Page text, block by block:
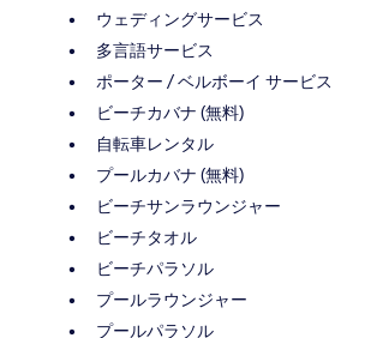
ウェディングサービス
多言語サービス
ポーター / ベルボーイ サービス
ビーチカバナ (無料)
自転車レンタル
プールカバナ (無料)
ビーチサンラウンジャー
ビーチタオル
ビーチパラソル
プールラウンジャー
プールパラソル